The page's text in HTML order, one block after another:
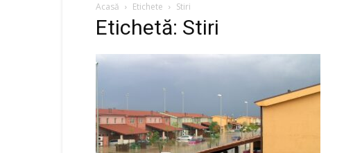
Acasă Etichete Stiri
Etichetă: Stiri